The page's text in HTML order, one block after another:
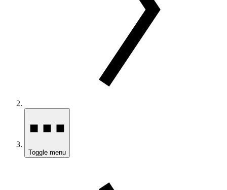
Toggle menu